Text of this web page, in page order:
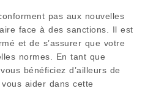
pas aux nouvelles
face à des sanctions. Il est
et de s’assurer que votre
normes. En tant que
bénéficiez d’ailleurs de
aider dans cette